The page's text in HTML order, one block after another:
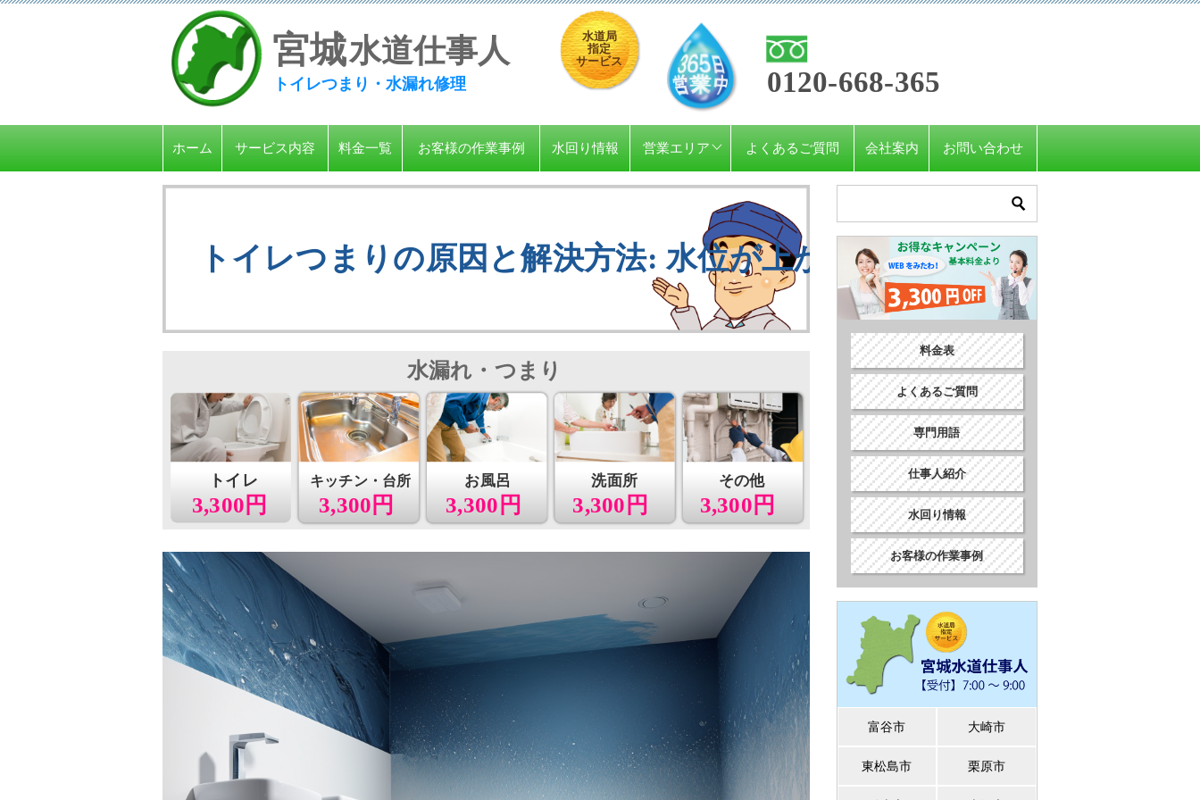
宮城水道仕事人
トイレつまり・水漏れ修理
水道局
指定
サービス
0120-668-365
ホーム サービス内容 料金一覧 お客様の作業事例 水回り情報 営業エリア よくあるご質問 会社案内 お問い合わせ
トイレつまりの原因と解決方法: 水位が上がったり下がったりする理
3,300円
トイレ
3,300円
キッチン・台所 お風呂
3,300円
洗面所
3,300円
その他
3,300円
水漏れ・つまり
料金表
よくあるご質問
専門用語
仕事人紹介
水回り情報
お客様の作業事例
富谷市 大崎市
東松島市 栗原市